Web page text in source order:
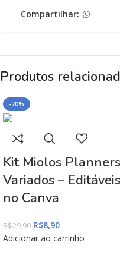
Compartilhar:
Produtos
-70%
Kit Miolos Planners
Variados – Editáveis
no Canva
R$29,90 R$8,90
Adicionar ao carrinho